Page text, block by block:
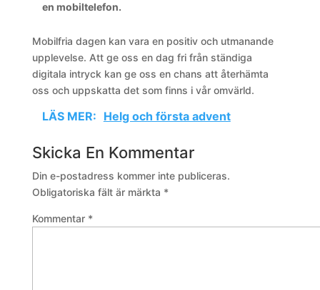
en mobiltelefon.
Mobilfria dagen kan vara en positiv och utmanande
upplevelse. Att ge oss en dag fri från ständiga
digitala intryck kan ge oss en chans att återhämta
oss och uppskatta det som finns i vår omvärld.
LÄS MER: Helg och första advent
Skicka En Kommentar
Din e-postadress kommer inte publiceras.
Obligatoriska fält är märkta *
Kommentar *